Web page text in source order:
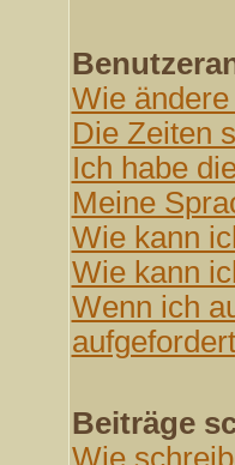
Wie
Die Zeiten
Ich habe
Meine
Wie kann
Wie kann
Wenn ich
Beiträge
Wie